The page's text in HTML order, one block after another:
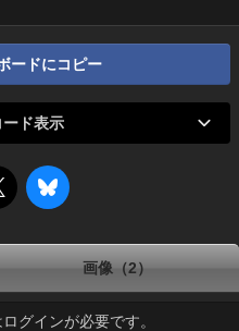
ードにコピー
ド表示
画像（2）
グインが必要です。